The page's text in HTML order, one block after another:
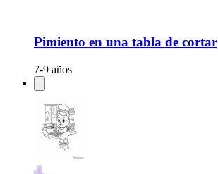
Pimiento en una tabla de cortar
7-9 años